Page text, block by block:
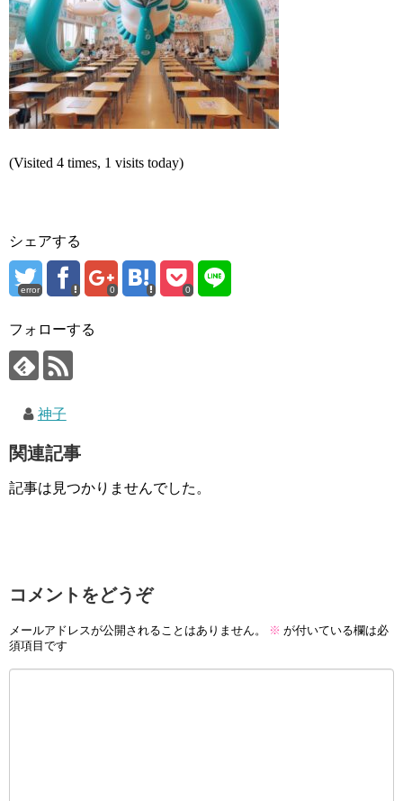
(Visited 4 times, 1 visits today)
シェアする
error 0 0
フォローする
神子
関連記事
記事は見つかりませんでした。
コメントをどうぞ
メールアドレスが公開されることはありません。 ※ が付いている欄は必
須項目です